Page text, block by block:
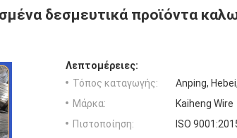
δεσμευτικά προϊόντα
Λεπτομέρειες:
Τόπος καταγωγής:
Anping,
Μάρκα:
Kaiheng Wire
Πιστοποίηση:
ISO